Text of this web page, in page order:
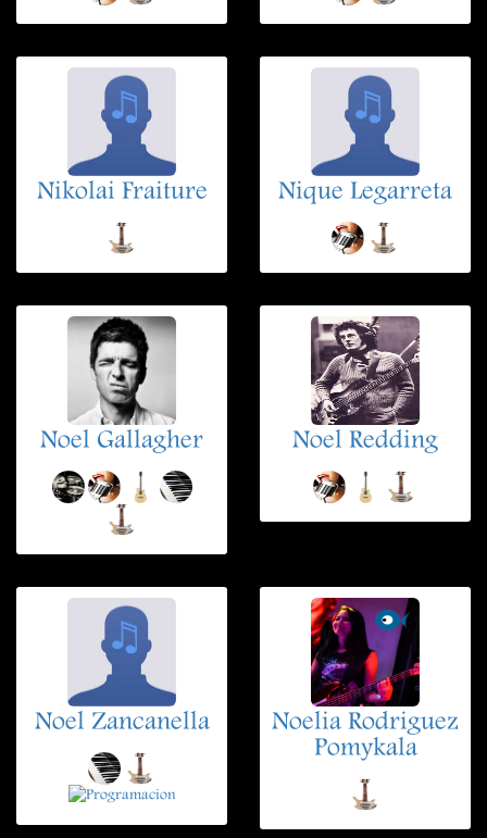
Nikolai Fraiture Nique Legarreta
Noel Gallagher Noel Redding
Noel Zancanella
Noelia Rodriguez
Pomykala